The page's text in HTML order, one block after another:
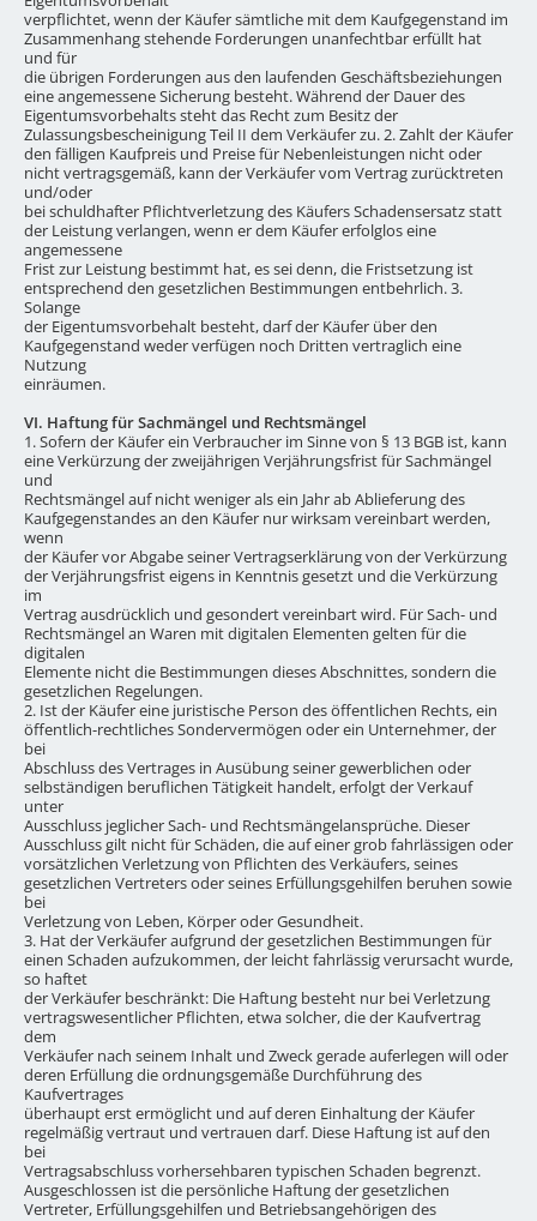
verpflichtet, wenn der Käufer sämtliche mit dem Kaufgegenstand im
Zusammenhang stehende Forderungen unanfechtbar erfüllt hat
und für
die übrigen Forderungen aus den laufenden Geschäftsbeziehungen
eine angemessene Sicherung besteht. Während der Dauer des
Eigentumsvorbehalts steht das Recht zum Besitz der
Zulassungsbescheinigung Teil II dem Verkäufer zu. 2. Zahlt der Käufer
den fälligen Kaufpreis und Preise für Nebenleistungen nicht oder
nicht vertragsgemäß, kann der Verkäufer vom Vertrag zurücktreten
und/oder
bei schuldhafter Pflichtverletzung des Käufers Schadensersatz statt
der Leistung verlangen, wenn er dem Käufer erfolglos eine
angemessene
Frist zur Leistung bestimmt hat, es sei denn, die Fristsetzung ist
entsprechend den gesetzlichen Bestimmungen entbehrlich. 3.
Solange
der Eigentumsvorbehalt besteht, darf der Käufer über den
Kaufgegenstand weder verfügen noch Dritten vertraglich eine
Nutzung
einräumen.
VI. Haftung für Sachmängel und Rechtsmängel
1. Sofern der Käufer ein Verbraucher im Sinne von § 13 BGB ist, kann
eine Verkürzung der zweijährigen Verjährungsfrist für Sachmängel
und
Rechtsmängel auf nicht weniger als ein Jahr ab Ablieferung des
Kaufgegenstandes an den Käufer nur wirksam vereinbart werden,
wenn
der Käufer vor Abgabe seiner Vertragserklärung von der Verkürzung
der Verjährungsfrist eigens in Kenntnis gesetzt und die Verkürzung
im
Vertrag ausdrücklich und gesondert vereinbart wird. Für Sach- und
Rechtsmängel an Waren mit digitalen Elementen gelten für die
digitalen
Elemente nicht die Bestimmungen dieses Abschnittes, sondern die
gesetzlichen Regelungen.
2. Ist der Käufer eine juristische Person des öffentlichen Rechts, ein
öffentlich-rechtliches Sondervermögen oder ein Unternehmer, der
bei
Abschluss des Vertrages in Ausübung seiner gewerblichen oder
selbständigen beruflichen Tätigkeit handelt, erfolgt der Verkauf
unter
Ausschluss jeglicher Sach- und Rechtsmängelansprüche. Dieser
Ausschluss gilt nicht für Schäden, die auf einer grob fahrlässigen oder
vorsätzlichen Verletzung von Pflichten des Verkäufers, seines
gesetzlichen Vertreters oder seines Erfüllungsgehilfen beruhen sowie
bei
Verletzung von Leben, Körper oder Gesundheit.
3. Hat der Verkäufer aufgrund der gesetzlichen Bestimmungen für
einen Schaden aufzukommen, der leicht fahrlässig verursacht wurde,
so haftet
der Verkäufer beschränkt: Die Haftung besteht nur bei Verletzung
vertragswesentlicher Pflichten, etwa solcher, die der Kaufvertrag
dem
Verkäufer nach seinem Inhalt und Zweck gerade auferlegen will oder
deren Erfüllung die ordnungsgemäße Durchführung des
Kaufvertrages
überhaupt erst ermöglicht und auf deren Einhaltung der Käufer
regelmäßig vertraut und vertrauen darf. Diese Haftung ist auf den
bei
Vertragsabschluss vorhersehbaren typischen Schaden begrenzt.
Ausgeschlossen ist die persönliche Haftung der gesetzlichen
Vertreter, Erfüllungsgehilfen und Betriebsangehörigen des